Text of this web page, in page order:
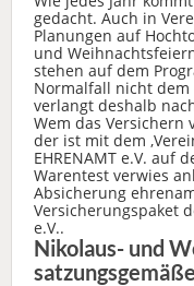
gedacht. Auch in
Planungen auf
und
stehen auf dem
Normalfall nicht dem
verlangt deshalb
Wem das Versichern
der ist mit dem
EHRENAMT e.V. auf
Warentest verwies
Absicherung
Versicherungspaket
e.V..
Nikolaus- und